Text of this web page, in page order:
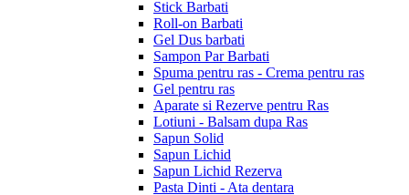
Stick Barbati
Roll-on Barbati
Gel Dus barbati
Sampon Par Barbati
Spuma pentru ras - Crema pentru ras
Gel pentru ras
Aparate si Rezerve pentru Ras
Lotiuni - Balsam dupa Ras
Sapun Solid
Sapun Lichid
Sapun Lichid Rezerva
Pasta Dinti - Ata dentara